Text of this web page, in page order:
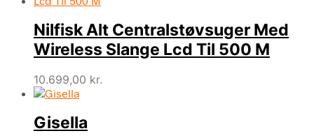
Nilfisk Alt Centralstøvsuger Med
Wireless Slange Lcd Til 500 M
10.699,00 kr.
Gisella